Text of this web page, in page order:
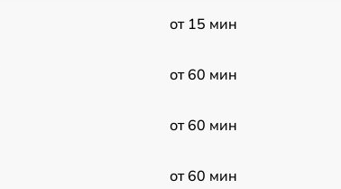
от 15 мин
от 60 мин
от 60 мин
от 60 мин